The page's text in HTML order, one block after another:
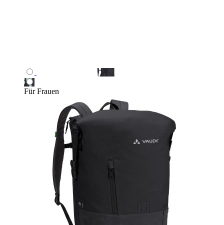
Für Frauen